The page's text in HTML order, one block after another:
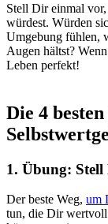
Stell Dir einmal
würdest. Würden
Umgebung fühlen,
Augen hältst?
Leben perfekt!
Die 4
1. Übung:
Der beste Weg, um
tun, die Dir